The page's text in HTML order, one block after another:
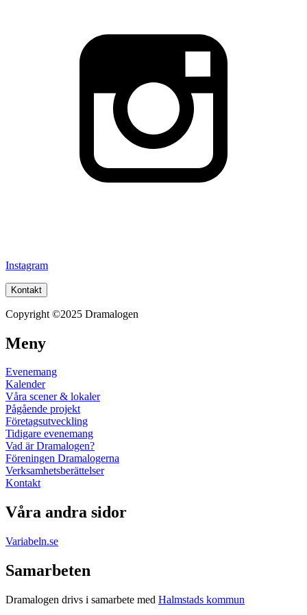
Instagram
Kontakt
Copyright ©2025 Dramalogen
Meny
Evenemang
Kalender
Våra scener & lokaler
Pågående projekt
Företagsutveckling
Tidigare evenemang
Vad är Dramalogen?
Föreningen Dramalogerna
Verksamhetsberättelser
Kontakt
Våra andra sidor
Variabeln.se
Samarbeten
Dramalogen drivs i samarbete med Halmstads kommun